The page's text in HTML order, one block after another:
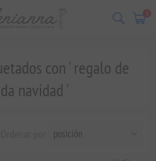
0
con ' regalo de
navidad '